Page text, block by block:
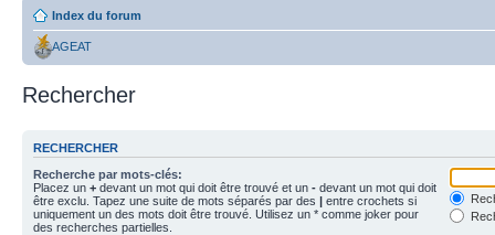
Index du forum
AGEAT
Rechercher
RECHERCHER
Recherche par mots-clés:
Placez un + devant un mot qui doit être trouvé et un - devant un mot qui doit
être exclu. Tapez une suite de mots séparés par des | entre crochets si
uniquement un des mots doit être trouvé. Utilisez un * comme joker pour
des recherches partielles.